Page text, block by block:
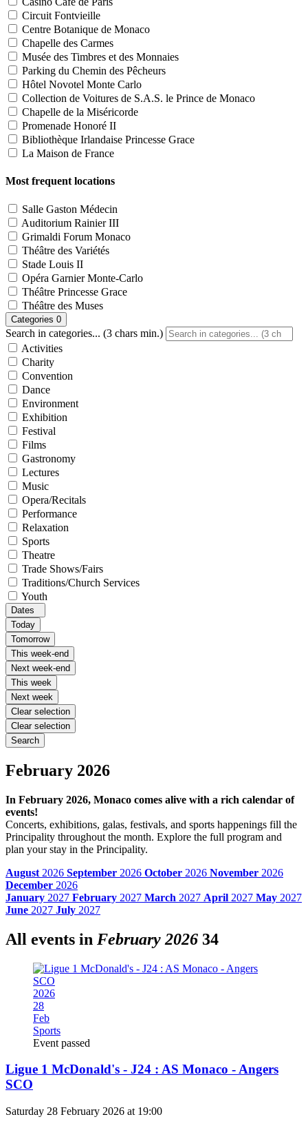
Circuit Fontvieille
Centre Botanique de Monaco
Chapelle des Carmes
Musée des Timbres et des Monnaies
Parking du Chemin des Pêcheurs
Hôtel Novotel Monte Carlo
Collection de Voitures de S.A.S. le Prince de Monaco
Chapelle de la Miséricorde
Promenade Honoré II
Bibliothèque Irlandaise Princesse Grace
La Maison de France
Most frequent locations
Salle Gaston Médecin
Auditorium Rainier III
Grimaldi Forum Monaco
Théâtre des Variétés
Stade Louis II
Opéra Garnier Monte-Carlo
Théâtre Princesse Grace
Théâtre des Muses
Categories 0
Search in categories... (3 chars min.)
Activities
Charity
Convention
Dance
Environment
Exhibition
Festival
Films
Gastronomy
Lectures
Music
Opera/Recitals
Performance
Relaxation
Sports
Theatre
Trade Shows/Fairs
Traditions/Church Services
Youth
Dates
Today
Tomorrow
This week-end
Next week-end
This week
Next week
Clear selection
Clear selection
Search
February 2026
In February 2026, Monaco comes alive with a rich calendar of
events!
Concerts, exhibitions, galas, festivals, and sports happenings fill the
Principality throughout the month. Explore the full program and
plan your stay in the Principality.
August 2026 September 2026 October 2026 November 2026
December 2026
January 2027 February 2027 March 2027 April 2027 May 2027
June 2027 July 2027
All events in February 2026 34
2026
28
Feb
Sports
Event passed
Ligue 1 McDonald's - J24 : AS Monaco - Angers
SCO
Saturday 28 February 2026 at 19:00